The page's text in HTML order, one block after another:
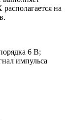
на
6 В;
импульса